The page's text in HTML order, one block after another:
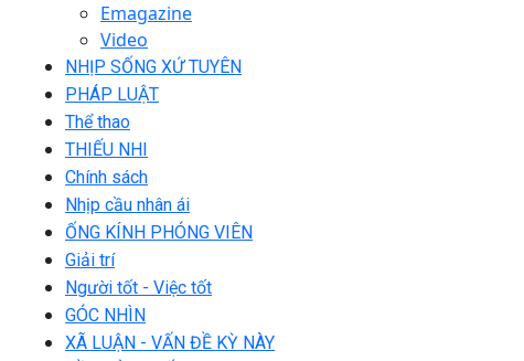
Emagazine
Video
NHỊP SỐNG XỨ TUYÊN
PHÁP LUẬT
Thể thao
THIẾU NHI
Chính sách
Nhịp cầu nhân ái
ỐNG KÍNH PHÓNG VIÊN
Giải trí
Người tốt - Việc tốt
GÓC NHÌN
XÃ LUẬN - VẤN ĐỀ KỲ NÀY